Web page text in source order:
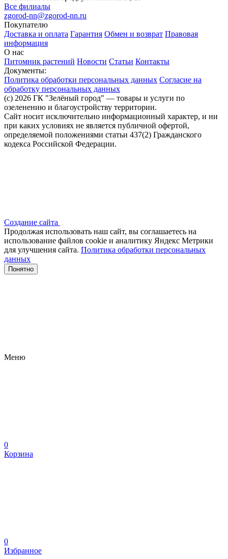
Все филиалы
zgorod-nn@zgorod-nn.ru
Покупателю
Доставка и оплата Гарантия Обмен и возврат Правовая
информация
О нас
Питомник растений Новости Статьи Контакты
Документы:
Политика обработки персональных данных Согласие на
обработку персональных данных
(c) 2026 ГК "Зелёный город" — товары и услуги по
озеленению и благоустройству территории.
Сайт носит исключительно информационный характер, и ни
при каких условиях не является публичной офертой,
определяемой положениями статьи 437(2) Гражданского
кодекса Российской Федерации.
Создание сайта
Продолжая использовать наш сайт, вы соглашаетесь на
использование файлов сооkіе и аналитику Яндекс Метрики
для улучшения сайта. Политика обработки персональных
данных
Понятно
Меню
0
Корзина
0
Избранное